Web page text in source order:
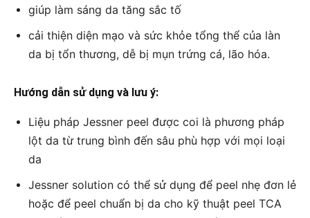
giúp làm sáng da tăng sắc tố
cải thiện diện mạo và sức khỏe tổng thể của làn
da bị tổn thương, dễ bị mụn trứng cá, lão hóa.
Hướng dẫn sử dụng và lưu ý:
Liệu pháp Jessner peel được coi là phương pháp
lột da từ trung bình đến sâu phù hợp với mọi loại
da
Jessner solution có thể sử dụng để peel nhẹ đơn lẻ
hoặc để peel chuẩn bị da cho kỹ thuật peel TCA